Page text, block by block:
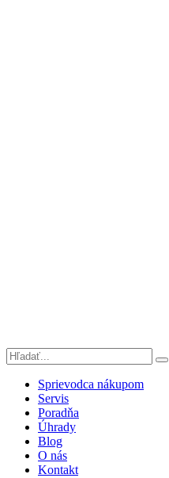
Sprievodca nákupom
Servis
Poradňa
Úhrady
Blog
O nás
Kontakt